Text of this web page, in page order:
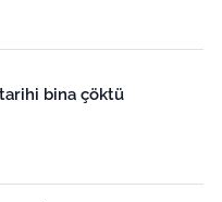
tarihi bina çöktü